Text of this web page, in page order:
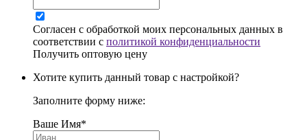
Согласен с обработкой моих персональных данных в
соответствии с политикой конфиденциальности
Получить оптовую цену
Хотите купить данный товар с настройкой?
Заполните форму ниже:
Ваше Имя*